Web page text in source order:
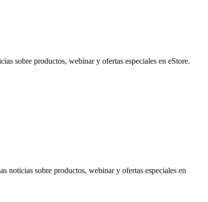
sobre productos, webinar y ofertas especiales en eStore.
noticias sobre productos, webinar y ofertas especiales en